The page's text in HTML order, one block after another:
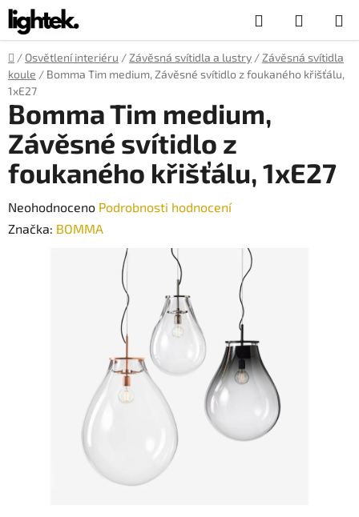
Přejít
na
obsah
Hledat
KOŠÍK
Domů
/ Osvětlení interiéru / Závěsná svítidla a lustry / Závěsná svítidla
koule / Bomma Tim medium, Závěsné svítidlo z foukaného křišťálu,
1xE27
Bomma Tim medium,
Závěsné svítidlo z
foukaného křišťálu, 1xE27
Průměrné
hodnocení
Neohodnoceno Podrobnosti hodnocení
Značka: BOMMA